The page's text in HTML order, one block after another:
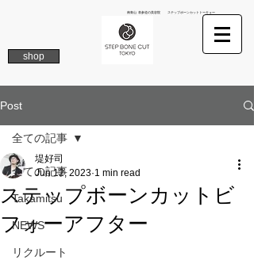
南青山 表参道の美容院 ステップボーンカットトーキョー
shop
Post
全ての記事
Takamitsu
NEWS
リクルート
全ての記事
ステップボーンカットビ
フォーアフター
堤好司
Jun 12, 2023 1 min read